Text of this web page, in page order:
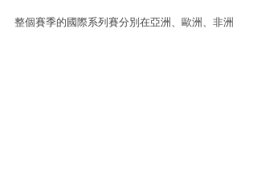
整個賽季的國際系列賽分別在亞洲、歐洲、非洲